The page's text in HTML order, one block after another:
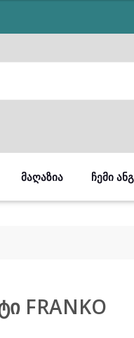
ᲛᲐᲦᲐᲖᲘᲐ ᲩᲔᲛᲘ
FRANKO